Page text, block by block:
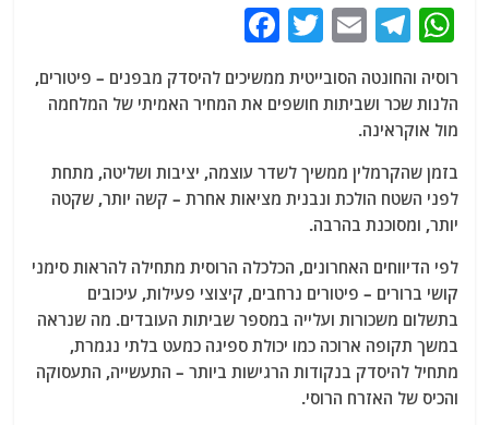
W
at
s
A
p
p
T
e
g
ra
m
E
ai
T
itt
c
b
o
k
רוסיה והחונטה הסובייטית ממשיכים להיסדק מבפנים – פיטורים,
הלנות שכר ושביתות חושפים את המחיר האמיתי של המלחמה
מול אוקראינה.
בזמן שהקרמלין ממשיך לשדר עוצמה, יציבות ושליטה, מתחת
לפני השטח הולכת ונבנית מציאות אחרת – קשה יותר, שקטה
יותר, ומסוכנת בהרבה.
לפי הדיווחים האחרונים, הכלכלה הרוסית מתחילה להראות סימני
קושי ברורים – פיטורים נרחבים, קיצוצי פעילות, עיכובים
בתשלום משכורות ועלייה במספר שביתות העובדים. מה שנראה
במשך תקופה ארוכה כמו יכולת ספיגה כמעט בלתי נגמרת,
מתחיל להיסדק בנקודות הרגישות ביותר – התעשייה, התעסוקה
והכיס של האזרח הרוסי.